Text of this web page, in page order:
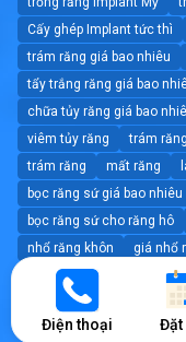
Điện thoại Đặt
Cấy ghép Implant tức thì
trám răng giá bao nhiêu
tẩy trắng răng giá bao
chữa tủy răng giá bao
viêm tủy răng
trám
trám răng
mất răng
bọc răng sứ giá bao nhiêu
bọc răng sứ cho răng hô
nhổ răng khôn
giá nhổ
nhổ răng không đau tốt
dán sứ veneer giá bao